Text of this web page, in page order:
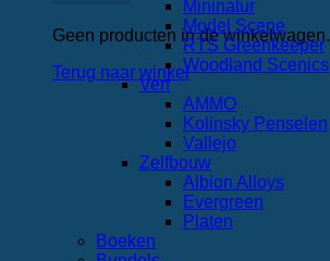
Geen producten in de winkelwagen.
Terug naar winkel
Mininatur
Model Scene
RTS Greenkeeper
Woodland Scenics
Verf
AMMO
Kolinsky Penselen
Vallejo
Zelfbouw
Albion Alloys
Evergreen
Platen
Boeken